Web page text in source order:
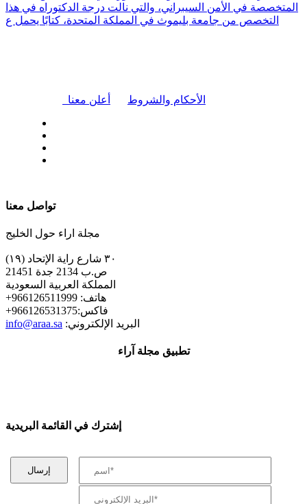
المتخصصة في الأمن السيبراني، والتي نالت درجة الدكتوراه في هذا
التخصص من جامعة بليموث في المملكة المتحدة، كتابًا يحمل ع
أعلن معنا الأحكام والشروط
تواصل معنا
مجلة اراء حول الخليج
٣٠ شارع راية الإتحاد (١٩)
ص.ب 2134 جدة 21451
المملكة العربية السعودية
+هاتف: 966126511999
+فاكس:966126531375
info@araa.sa :البريد الإلكتروني
تطبيق مجلة آراء
إشترك في القائمة البريدية